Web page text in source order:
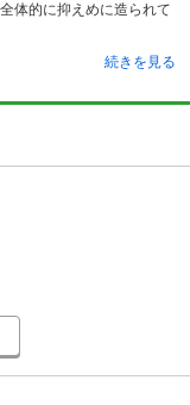
体的に抑えめに造られて
続きを見る